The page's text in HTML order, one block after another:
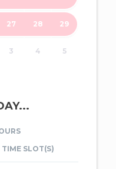
27 28 29
3 4 5
SLOT(S)